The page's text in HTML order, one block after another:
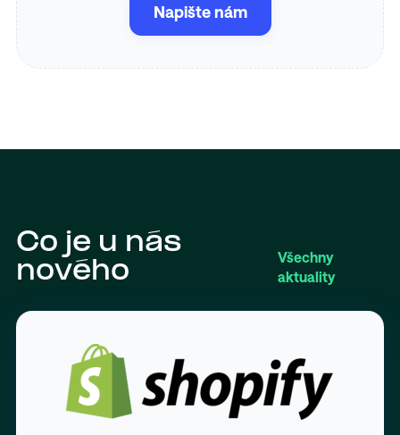
Napište nám
Co je u nás
nového
Všechny
aktuality